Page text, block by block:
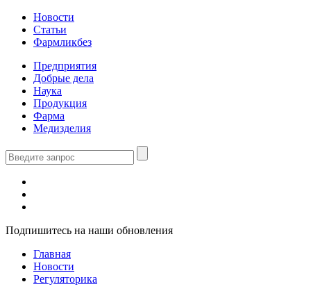
Новости
Статьи
Фармликбез
Предприятия
Добрые дела
Наука
Продукция
Фарма
Медизделия
Подпишитесь на наши обновления
Главная
Новости
Регуляторика